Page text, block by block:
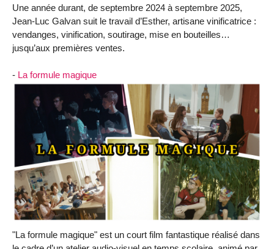
Une année durant, de septembre 2024 à septembre 2025,
Jean-Luc Galvan suit le travail d’Esther, artisane vinificatrice :
vendanges, vinification, soutirage, mise en bouteilles…
jusqu’aux premières ventes.
- La formule magique
"La formule magique" est un court film fantastique réalisé dans